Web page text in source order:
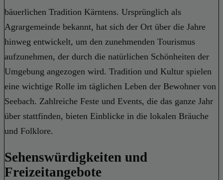
bäuerlichen Tradition Kärntens. Ursprünglich als
Agrargemeinde bekannt, hat sich der Ort über die Jahre
hinweg entwickelt, um den zunehmenden Tourismus
aufzunehmen, der durch die natürlichen Schönheiten der
Umgebung angezogen wird. Tradition und Kultur spielen
eine wichtige Rolle im täglichen Leben der Bewohner von
Seebach. Zahlreiche Feste und Events, die das ganze Jahr
über stattfinden, bieten Einblicke in die lokalen Bräuche
und Folklore.
Sehenswürdigkeiten und
Freizeitangebote